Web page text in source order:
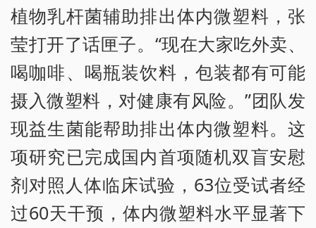
植物乳杆菌辅助排出体内微塑料，张
莹打开了话匣子。“现在大家吃外卖、
喝咖啡、喝瓶装饮料，包装都有可能
摄入微塑料，对健康有风险。”团队发
现益生菌能帮助排出体内微塑料。这
项研究已完成国内首项随机双盲安慰
剂对照人体临床试验，63位受试者经
过60天干预，体内微塑料水平显著下